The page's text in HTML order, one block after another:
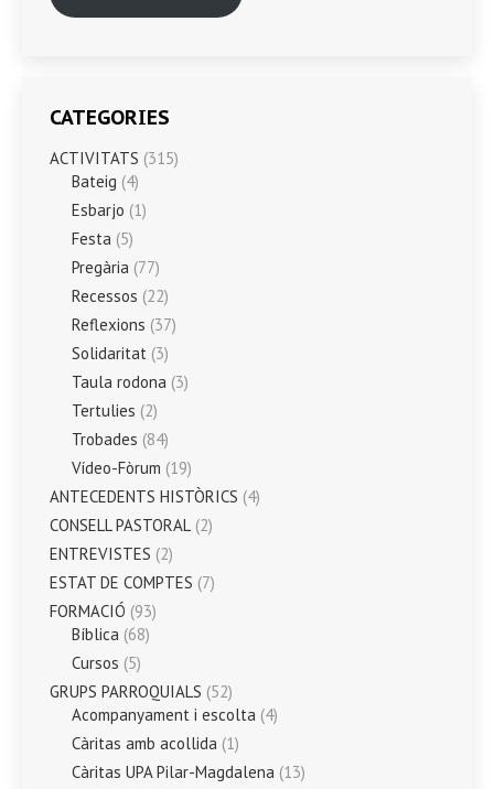
CATEGORIES
ACTIVITATS (315)
Bateig (4)
Esbarjo (1)
Festa (5)
Pregària (77)
Recessos (22)
Reflexions (37)
Solidaritat (3)
Taula rodona (3)
Tertulies (2)
Trobades (84)
Vídeo-Fòrum (19)
ANTECEDENTS HISTÒRICS (4)
CONSELL PASTORAL (2)
ENTREVISTES (2)
ESTAT DE COMPTES (7)
FORMACIÓ (93)
Bíblica (68)
Cursos (5)
GRUPS PARROQUIALS (52)
Acompanyament i escolta (4)
Càritas amb acollida (1)
Càritas UPA Pilar-Magdalena (13)